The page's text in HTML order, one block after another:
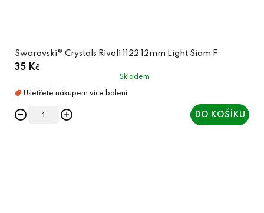
Swarovski® Crystals Rivoli 1122 12mm Light Siam F
35 Kč
Skladem
DO KOŠÍKU